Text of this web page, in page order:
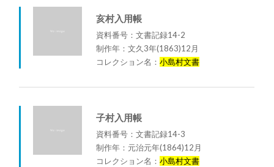
亥村入用帳
資料番号：文書記録14-2
制作年：文久3年(1863)12月
コレクション名：小島村文書
子村入用帳
資料番号：文書記録14-3
制作年：元治元年(1864)12月
コレクション名：小島村文書